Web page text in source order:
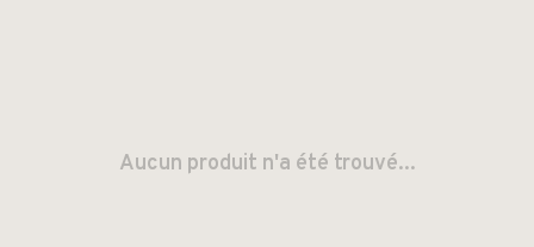
Aucun produit n'a été trouvé...